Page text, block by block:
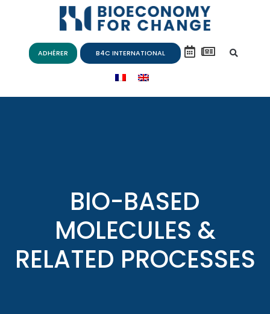
ADHÉRER B4C INTERNATIONAL
BIO-BASED
MOLECULES &
RELATED PROCESSES